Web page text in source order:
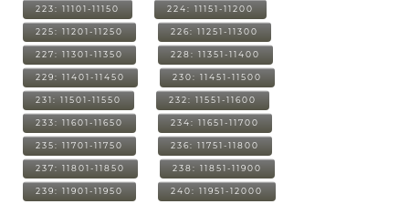
223: 11101-11150 224: 11151-11200
225: 11201-11250 226: 11251-11300
227: 11301-11350 228: 11351-11400
229: 11401-11450 230: 11451-11500
231: 11501-11550 232: 11551-11600
233: 11601-11650 234: 11651-11700
235: 11701-11750 236: 11751-11800
237: 11801-11850 238: 11851-11900
239: 11901-11950 240: 11951-12000